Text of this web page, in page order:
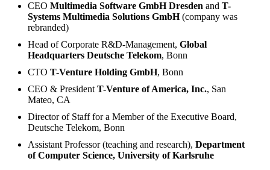
CEO Multimedia Software GmbH Dresden and T-
Systems Multimedia Solutions GmbH(company was
rebranded)
Head of Corporate R&D-Management, Global
Headquarters Deutsche Telekom, Bonn
CTO T-Venture Holding GmbH, Bonn
CEO & President T-Venture of America, Inc., San
Mateo, CA
Director of Staff for a Member of the Executive Board,
Deutsche Telekom, Bonn
Assistant Professor (teaching and research), Department
of Computer Science, University of Karlsruhe